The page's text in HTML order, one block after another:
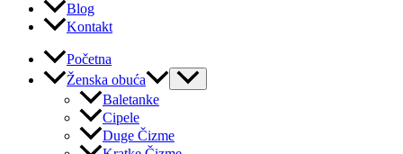
Blog
Kontakt
Početna
Ženska obuća
Baletanke
Cipele
Duge Čizme